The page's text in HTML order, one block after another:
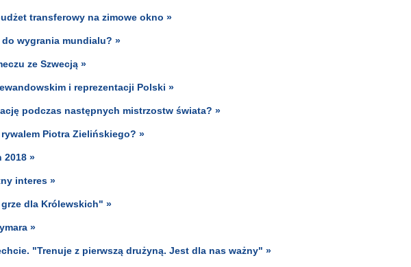
transferowy na zimowe okno »
do wygrania mundialu? »
ze Szwecją »
i reprezentacji Polski »
podczas następnych mistrzostw świata? »
Piotra Zielińskiego? »
2018 »
interes »
dla Królewskich" »
»
"Trenuje z pierwszą drużyną. Jest dla nas ważny" »